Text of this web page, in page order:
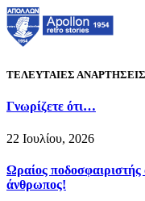
ΤΕΛΕΥΤΑΙΕΣ ΑΝΑΡΤΗΣΕΙΣ
Γνωρίζετε ότι…
22 Ιουλίου, 2026
Ωραίος
άνθρωπος!